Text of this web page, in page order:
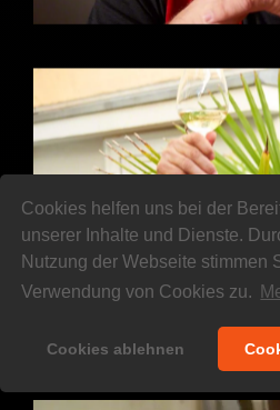
Cookies helfen uns bei der
unserer Inhalte und Dienste.
Nutzung der Webseite stimmen
Verwendung von Cookies zu.
Cookies ablehnen